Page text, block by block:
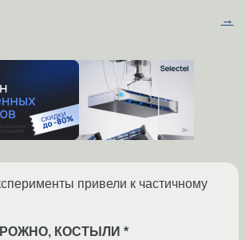
→
привели к частичному
КОСТЫЛИ *